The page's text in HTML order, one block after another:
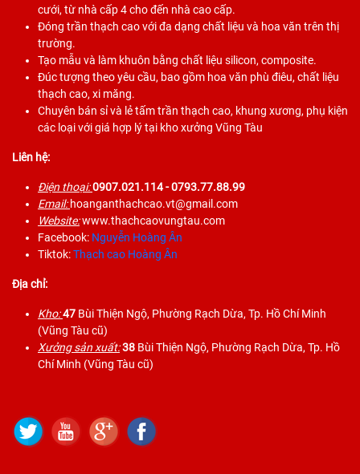
cưới, từ nhà cấp 4 cho đến nhà cao cấp.
Đóng trần thạch cao với đa dạng chất liệu và hoa văn trên thị
trường.
Tạo mẫu và làm khuôn bằng chất liệu silicon, composite.
Đúc tượng theo yêu cầu, bao gồm hoa văn phù điêu, chất liệu
thạch cao, xi măng.
Chuyên bán sỉ và lẻ tấm trần thạch cao, khung xương, phụ kiện
các loại với giá hợp lý tại kho xưởng Vũng Tàu
Liên hệ:
Điện thoại:0907.021.114- 0793.77.88.99
Email: hoanganthachcao.vt@gmail.com
Website:www.thachcaovungtau.com
Facebook: Nguyễn Hoàng Ân
Tiktok:Thạch cao Hoàng Ân
Địa chỉ:
Kho:47 Bùi Thiện Ngộ, Phường Rạch Dừa, Tp. Hồ Chí Minh
(Vũng Tàu cũ)
Xưởng sản xuất:38 Bùi Thiện Ngộ, Phường Rạch Dừa, Tp. Hồ
Chí Minh (Vũng Tàu cũ)